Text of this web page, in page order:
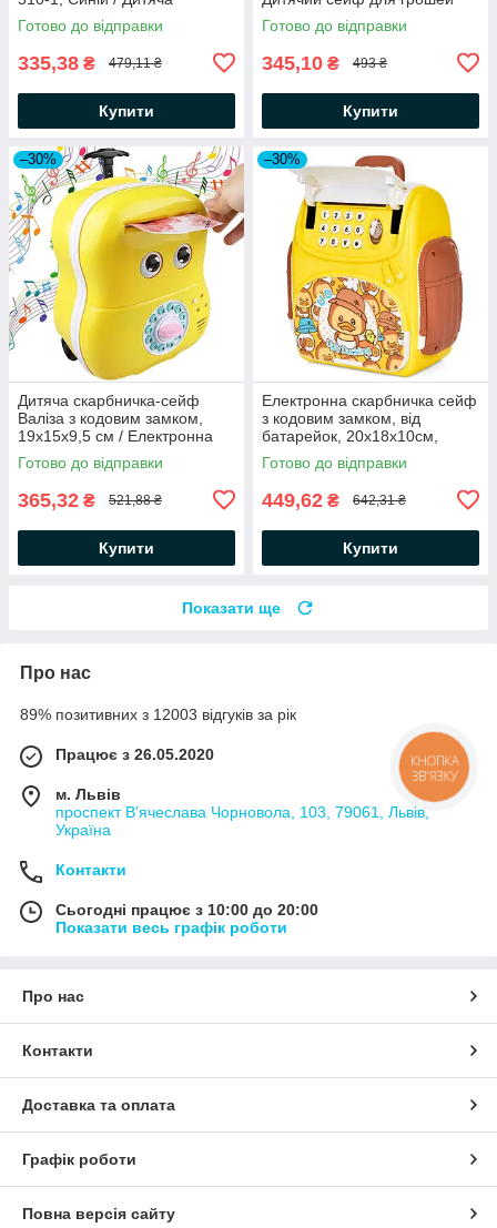
скарбничка з кодовим замком
та купюроприймачем
Готово до відправки
335,38 ₴ 479,11 ₴
Купити
Готово до відправки
345,10 ₴ 493 ₴
Купити
–30%
Дитяча скарбничка-сейф
Валіза з кодовим замком,
19х15х9,5 см / Електронна
скарбничка музична
Готово до відправки
365,32 ₴ 521,88 ₴
Купити
–30%
Електронна скарбничка сейф
з кодовим замком, від
батарейок, 20х18х10см,
School Bag / Дитяча
скарбничка
Готово до відправки
449,62 ₴ 642,31 ₴
Купити
Показати ще
Про нас
89% позитивних з 12003 відгуків за рік
Працює з 26.05.2020
м. Львів
проспект В'ячеслава Чорновола, 103, 79061, Львів,
Україна
Контакти
Сьогодні працює з 10:00 до 20:00
Показати весь графік роботи
Про нас
Контакти
Доставка та оплата
Графік роботи
Повна версія сайту
КНОПКА
ЗВ'ЯЗКУ